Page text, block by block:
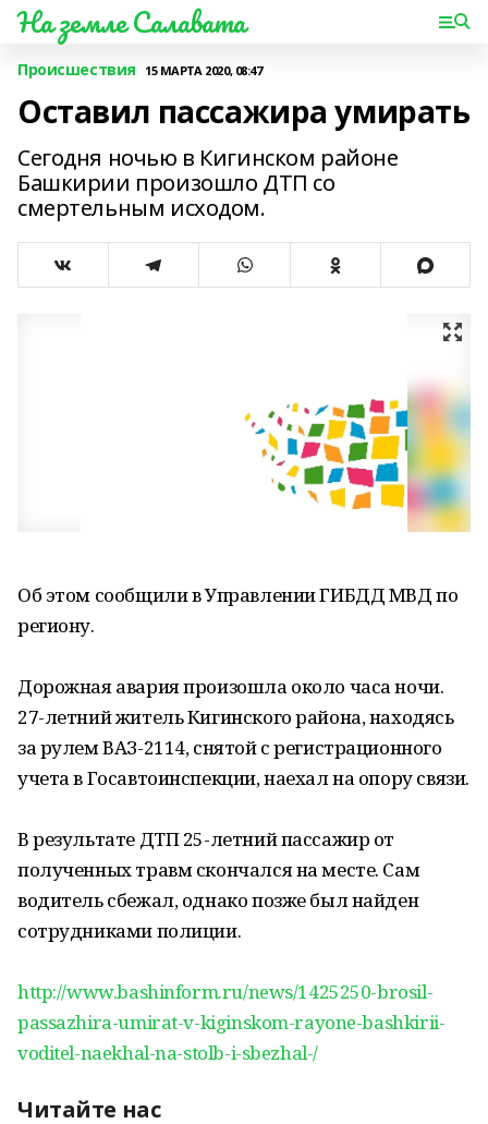
На земле Салавата
Происшествия 15 МАРТА 2020, 08:47
Оставил пассажира умирать
Сегодня ночью в Кигинском районе
Башкирии произошло ДТП со
смертельным исходом.
Об этом сообщили в Управлении ГИБДД МВД по
региону.
Дорожная авария произошла около часа ночи.
27-летний житель Кигинского района, находясь
за рулем ВАЗ-2114, снятой с регистрационного
учета в Госавтоинспекции, наехал на опору связи.
В результате ДТП 25-летний пассажир от
полученных травм скончался на месте. Сам
водитель сбежал, однако позже был найден
сотрудниками полиции.
http://www.bashinform.ru/news/1425250-brosil-
passazhira-umirat-v-kiginskom-rayone-bashkirii-
voditel-naekhal-na-stolb-i-sbezhal-/
Читайте нас